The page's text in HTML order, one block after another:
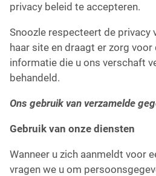
privacy beleid te accepteren.
Snoozle respecteert de privacy
haar site en draagt er zorg
informatie die u ons verschaft
behandeld.
Ons gebruik van verzamelde
Gebruik van onze diensten
Wanneer u zich aanmeldt voor
vragen we u om